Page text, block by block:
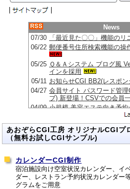
News
あおぞらCGI工房 オリジナルCGIプ
（無料お試しCGIサンプル)
カレンダーCGI制作
宿泊施設向け空室状況カレンダー、イ
ダー、レストラン予約状況カレンダー
グラムをご用意